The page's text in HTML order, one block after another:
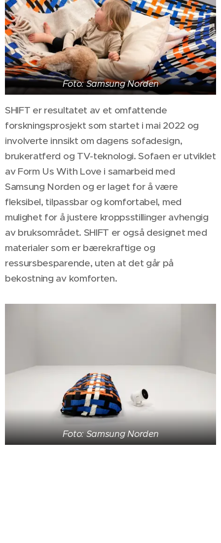
Foto: Samsung Norden
SHIFT er resultatet av et omfattende
forskningsprosjekt som startet i mai 2022 og
involverte innsikt om dagens sofadesign,
brukeratferd og TV-teknologi. Sofaen er utviklet
av Form Us With Love i samarbeid med
Samsung Norden og er laget for å være
fleksibel, tilpassbar og komfortabel, med
mulighet for å justere kroppsstillinger avhengig
av bruksområdet. SHIFT er også designet med
materialer som er bærekraftige og
ressursbesparende, uten at det går på
bekostning av komforten.
Foto: Samsung Norden